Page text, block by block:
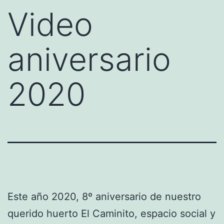
Video
aniversario
2020
Este año 2020, 8º aniversario de nuestro
querido huerto El Caminito, espacio social y